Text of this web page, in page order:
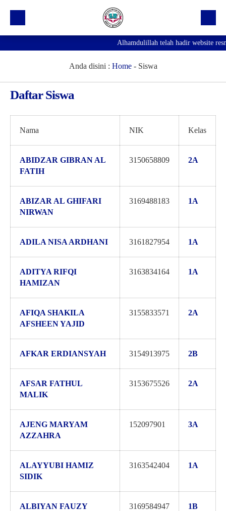
Galeri
Kegiatan Ekskul
Pengumuman
Agenda
Alhamdulillah telah hadir website
Anda disini : Home- Siswa
Daftar Siswa
Nama NIK Kelas
ABIDZAR GIBRAN AL
FATIH
3150658809 2A
ABIZAR AL GHIFARI
NIRWAN
3169488183 1A
ADILA NISA ARDHANI 3161827954 1A
ADITYA RIFQI
HAMIZAN
3163834164 1A
AFIQA SHAKILA
AFSHEEN YAJID
3155833571 2A
AFKAR ERDIANSYAH 3154913975 2B
AFSAR FATHUL
MALIK
3153675526 2A
AJENG MARYAM
AZZAHRA
152097901 3A
ALAYYUBI HAMIZ
SIDIK
3163542404 1A
ALBIYAN FAUZY
3169584947 1B